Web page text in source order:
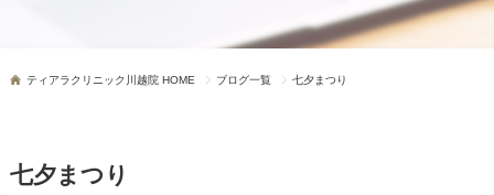
ティアラクリニック川越院 HOME ブログ一覧 七夕まつり
七夕まつり